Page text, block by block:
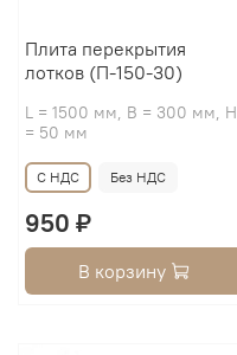
Плита перекрытия
лотков (П-150-30)
L = 1500 мм, B = 300 мм, H
= 50 мм
С НДС Без НДС
950 ₽
В корзину